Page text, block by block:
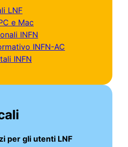
LNF
e Mac
INFN
INFN-AC
INFN
per gli utenti LNF